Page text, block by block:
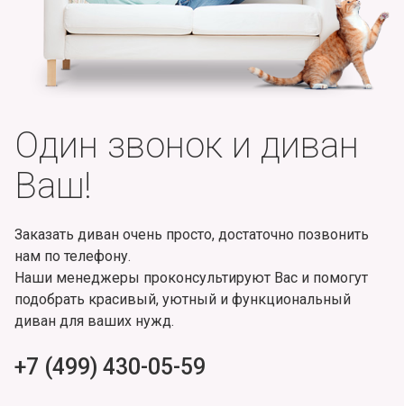
Один звонок и диван
Ваш!
Заказать диван очень просто, достаточно позвонить
нам по телефону.
Наши менеджеры проконсультируют Вас и помогут
подобрать красивый, уютный и функциональный
диван для ваших нужд.
+7 (499) 430-05-59